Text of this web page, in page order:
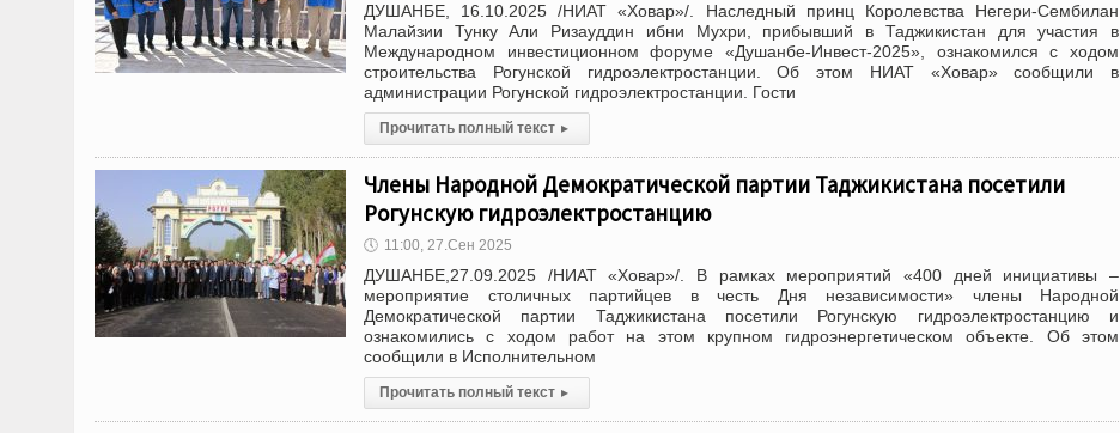
ДУШАНБЕ, 16.10.2025 /НИАТ «Ховар»/. Наследный принц Королевства Негери-Сембилан
Малайзии Тунку Али Ризауддин ибни Мухри, прибывший в Таджикистан для участия в
Международном инвестиционном форуме «Душанбе-Инвест-2025», ознакомился с ходом
строительства Рогунской гидроэлектростанции. Об этом НИАТ «Ховар» сообщили в
администрации Рогунской гидроэлектростанции. Гости
Прочитать полный текст ▸
Члены Народной Демократической партии Таджикистана посетили
Рогунскую гидроэлектростанцию
🕔 11:00, 27.Сен 2025
ДУШАНБЕ,27.09.2025 /НИАТ «Ховар»/. В рамках мероприятий «400 дней инициативы –
мероприятие столичных партийцев в честь Дня независимости» члены Народной
Демократической партии Таджикистана посетили Рогунскую гидроэлектростанцию и
ознакомились с ходом работ на этом крупном гидроэнергетическом объекте. Об этом
сообщили в Исполнительном
Прочитать полный текст ▸